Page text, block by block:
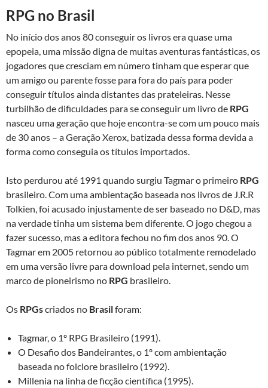
RPG no Brasil
No início dos anos 80 conseguir os livros era quase uma
epopeia, uma missão digna de muitas aventuras fantásticas, os
jogadores que cresciam em número tinham que esperar que
um amigo ou parente fosse para fora do país para poder
conseguir títulos ainda distantes das prateleiras. Nesse
turbilhão de dificuldades para se conseguir um livro de RPG
nasceu uma geração que hoje encontra-se com um pouco mais
de 30 anos – a Geração Xerox, batizada dessa forma devida a
forma como conseguia os títulos importados.
Isto perdurou até 1991 quando surgiu Tagmar o primeiro RPG
brasileiro. Com uma ambientação baseada nos livros de J.R.R
Tolkien, foi acusado injustamente de ser baseado no D&D, mas
na verdade tinha um sistema bem diferente. O jogo chegou a
fazer sucesso, mas a editora fechou no fim dos anos 90. O
Tagmar em 2005 retornou ao público totalmente remodelado
em uma versão livre para download pela internet, sendo um
marco de pioneirismo no RPG brasileiro.
Os RPGscriados no Brasilforam:
Tagmar, o 1º RPG Brasileiro (1991).
O Desafio dos Bandeirantes, o 1º com ambientação
baseada no folclore brasileiro (1992).
Millenia na linha de ficção científica (1995).